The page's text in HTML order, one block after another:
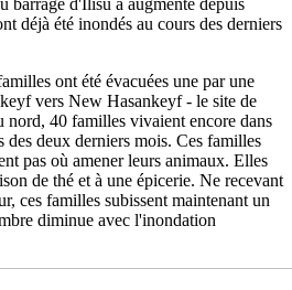
déjà été inondés au cours des derniers
ont été évacuées une par une
vers New Hasankeyf - le site de
nord, 40 familles vivaient encore dans
deux derniers mois. Ces familles
pas où amener leurs animaux. Elles
de thé et à une épicerie. Ne recevant
ces familles subissent maintenant un
diminue avec l'inondation